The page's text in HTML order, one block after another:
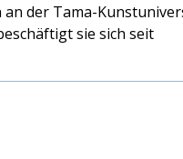
an der Tama-
sie sich seit